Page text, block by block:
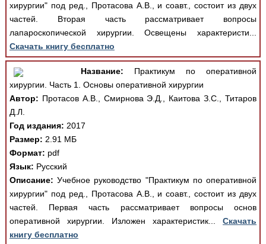
хирургии" под ред., Протасова А.В., и соавт., состоит из двух
частей. Вторая часть рассматривает вопросы
лапароскопической хирургии. Освещены характеристи...
Скачать книгу бесплатно
Название: Практикум по оперативной
хирургии. Часть 1. Основы оперативной хирургии
Автор: Протасов А.В., Смирнова Э.Д., Каитова З.С., Титаров
Д.Л.
Год издания: 2017
Размер: 2.91 МБ
Формат: pdf
Язык: Русский
Описание: Учебное руководство "Практикум по оперативной
хирургии" под ред., Протасова А.В., и соавт., состоит из двух
частей. Первая часть рассматривает вопросы основ
оперативной хирургии. Изложен характеристик...Скачать
книгу бесплатно